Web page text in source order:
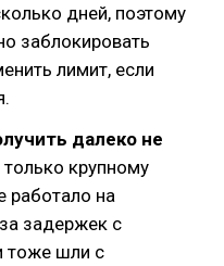
дней, поэтому
заблокировать
лимит, если
далеко не
крупному
работало на
задержек с
тоже шли с